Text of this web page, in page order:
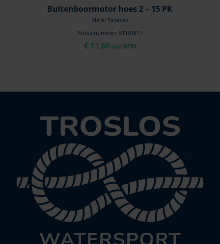
Buitenboormotor hoes 2 – 15 PK
Merk: Talamex
Artikelnummer: 91101811
€ 11,60 incl BTW